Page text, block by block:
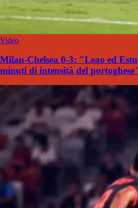
Video
Milan-Chelsea 0-3: "Leao ed
minuti di intensità del